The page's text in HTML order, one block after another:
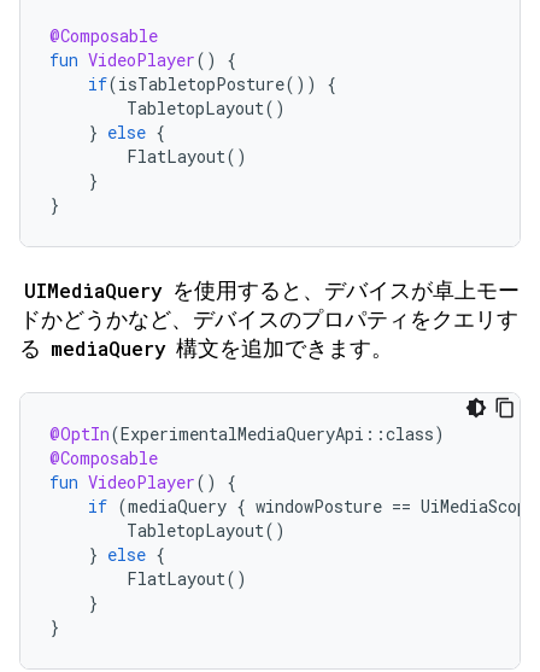
@Composable
fun VideoPlayer()
{
if(isTabletopPosture())
{
TabletopLayout()
} else {
FlatLayout()
}
}
UIMediaQuery を使用すると、デバイスが卓上モー
ドかどうかなど、デバイスのプロパティをクエリす
る mediaQuery 構文を追加できます。
@OptIn(ExperimentalMediaQueryApi ::class)
@Composable
fun VideoPlayer()
{
if (mediaQuery { windowPosture == UiMediaScope
TabletopLayout()
} else {
FlatLayout()
}
}